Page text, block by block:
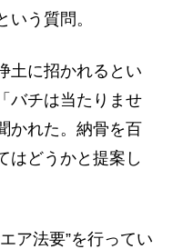
いう質問。
土に招かれるとい
バチは当たりませ
かれた。納骨を百
はどうかと提案し
ア法要”を行ってい